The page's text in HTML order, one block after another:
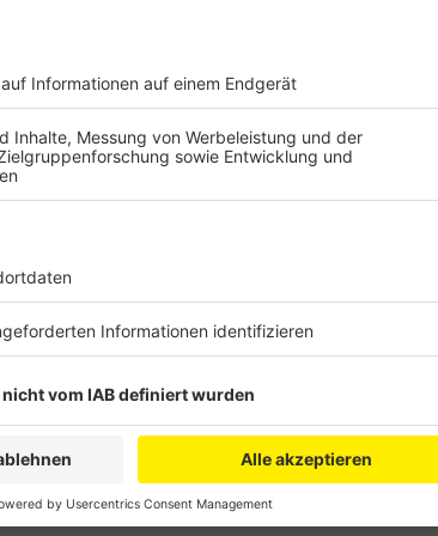
ist die beginnende Rauschzeit beim Rotwild und
auf der Suche nach Nahrung. Über 170
sagt die Polizei. Besonders in der
auf die Straße. Da Tiere ihren Instinkten
appelliert die Polizei an die Autofahrer, umsichtig
sieht, der sollte vorsichtig abbremsen, das
festhalten. Wer ein Tier angefahren hat sollte in
muss der Versicherung vorgelegt werden.
der das verletzte Tier möglichst schnell findet.